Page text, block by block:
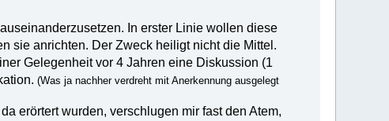
In erster Linie wollen diese
sie anrichten. Der Zweck heiligt nicht die Mittel.
Gelegenheit vor 4 Jahren eine Diskussion (1
(Was ja nachher verdreht mit Anerkennung ausgelegt
erörtert wurden, verschlugen mir fast den Atem,